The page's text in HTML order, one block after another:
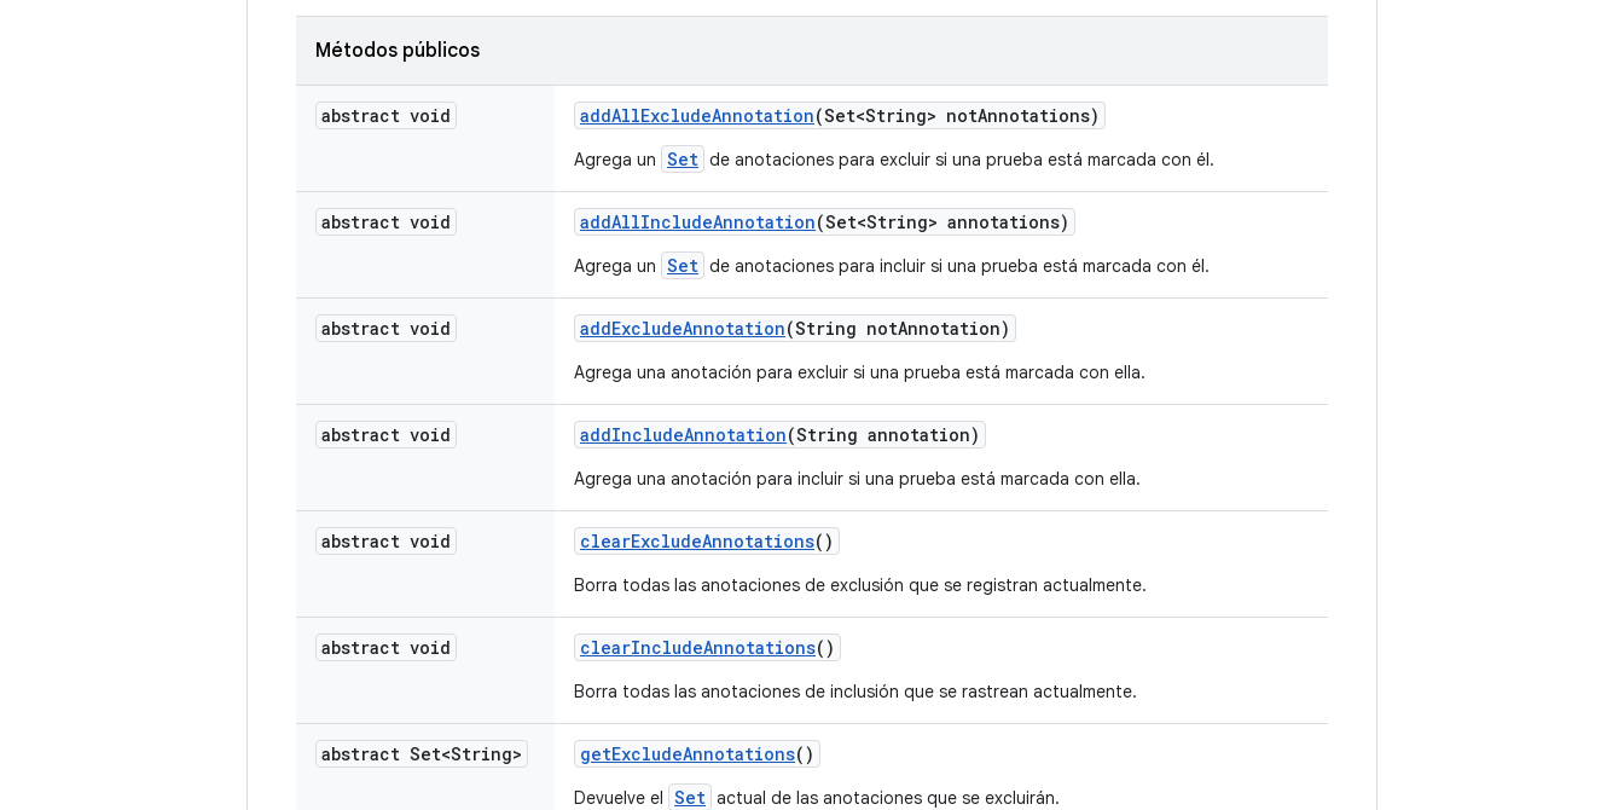
Métodos públicos
abstract void addAllExcludeAnnotation(Set<String> notAnnotations)
Agrega un Set de anotaciones para excluir si una prueba está marcada con él.
abstract void addAllIncludeAnnotation(Set<String> annotations)
Agrega un Set de anotaciones para incluir si una prueba está marcada con él.
abstract void addExcludeAnnotation(String notAnnotation)
Agrega una anotación para excluir si una prueba está marcada con ella.
abstract void addIncludeAnnotation(String annotation)
Agrega una anotación para incluir si una prueba está marcada con ella.
abstract void clearExcludeAnnotations()
Borra todas las anotaciones de exclusión que se registran actualmente.
abstract void clearIncludeAnnotations()
Borra todas las anotaciones de inclusión que se rastrean actualmente.
abstract Set<String> getExcludeAnnotations()
Devuelve el Set actual de las anotaciones que se excluirán.